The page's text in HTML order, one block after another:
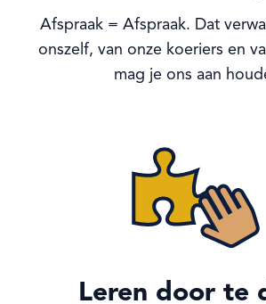
Afspraak = Afspraak. Dat
onszelf, van onze koeriers en
mag je ons aan
Leren door te